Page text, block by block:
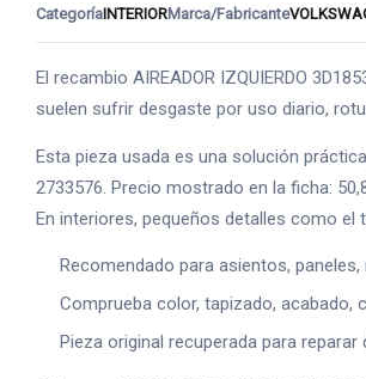
CategoríaINTERIORMarca/Fabricante
El recambio AIREADOR IZQUIERDO
suelen sufrir desgaste por uso diario,
Esta pieza usada es una solución
2733576. Precio mostrado en la ficha:
En interiores, pequeños detalles como el
Recomendado para asientos,
Comprueba color, tapizado, acabado,
Pieza original recuperada para